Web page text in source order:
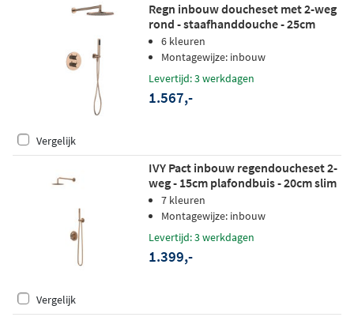
Regn inbouw doucheset met 2-weg
rond - staafhanddouche - 25cm
hoofddouche - wandarm -
wandsteun - geborsteld koper pvd
6 kleuren
Montagewijze: inbouw
Levertijd: 3 werkdagen
1.567,-
Vergelijk
IVY Pact inbouw regendoucheset 2-
weg - 15cm plafondbuis - 20cm slim
hoofddouche rond - wandhouder -
staafhanddouche - geborsteld mat
koper pvd
7 kleuren
Montagewijze: inbouw
Levertijd: 3 werkdagen
1.399,-
Vergelijk